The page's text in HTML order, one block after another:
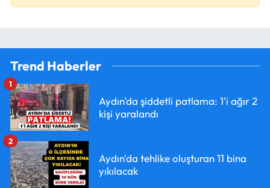
Trend Haberler
Aydın'da şiddetli patlama: 1'i ağır 2
kişi yaralandı
1
Aydın'da tehlike oluşturan 11 bina
yıkılacak
2